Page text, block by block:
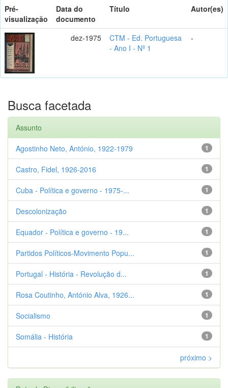
Pré-
visualização
Data do
documento
Título Autor(es)
dez-1975
CTM - Ed. Portuguesa
- Ano I - Nº 1
-
Busca facetada
Assunto
1
Agostinho Neto, António, 1922-1979
1
Castro, Fidel, 1926-2016
1
Cuba - Política e governo - 1975-...
1
Descolonização
1
Equador - Política e governo - 19...
1
Partidos Políticos-Movimento Popu...
1
Portugal - História - Revolução d...
1
Rosa Coutinho, António Alva, 1926...
1
Socialismo
1
Somália - História
próximo >